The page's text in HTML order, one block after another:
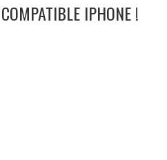
IPHONE !